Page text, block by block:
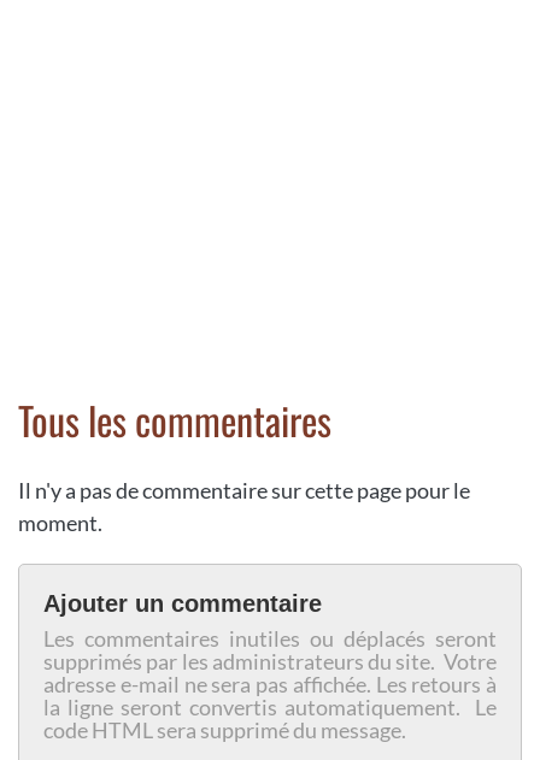
Tous les commentaires
Il n'y a pas de commentaire sur cette page pour le
moment.
Ajouter un commentaire
Les commentaires inutiles ou déplacés seront
supprimés par les administrateurs du site. Votre
adresse e-mail ne sera pas affichée. Les retours à
la ligne seront convertis automatiquement. Le
code HTML sera supprimé du message.